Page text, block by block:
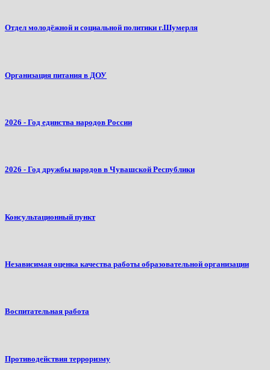
Отдел молодёжной и социальной политики г.Шумерля
Организация питания в ДОУ
2026 - Год единства народов России
2026 - Год дружбы народов в Чувашской Республики
Консультационный пункт
Независимая оценка качества работы образовательной организации
Воспитательная работа
Противодействия терроризму